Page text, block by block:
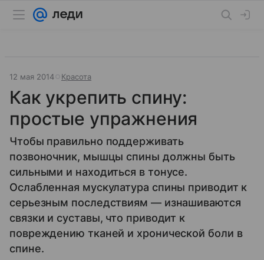
12 мая 2014 Красота
Как укрепить спину:
простые упражнения
Чтобы правильно поддерживать
позвоночник, мышцы спины должны быть
сильными и находиться в тонусе.
Ослабленная мускулатура спины приводит к
серьезным последствиям — изнашиваются
связки и суставы, что приводит к
повреждению тканей и хронической боли в
спине.